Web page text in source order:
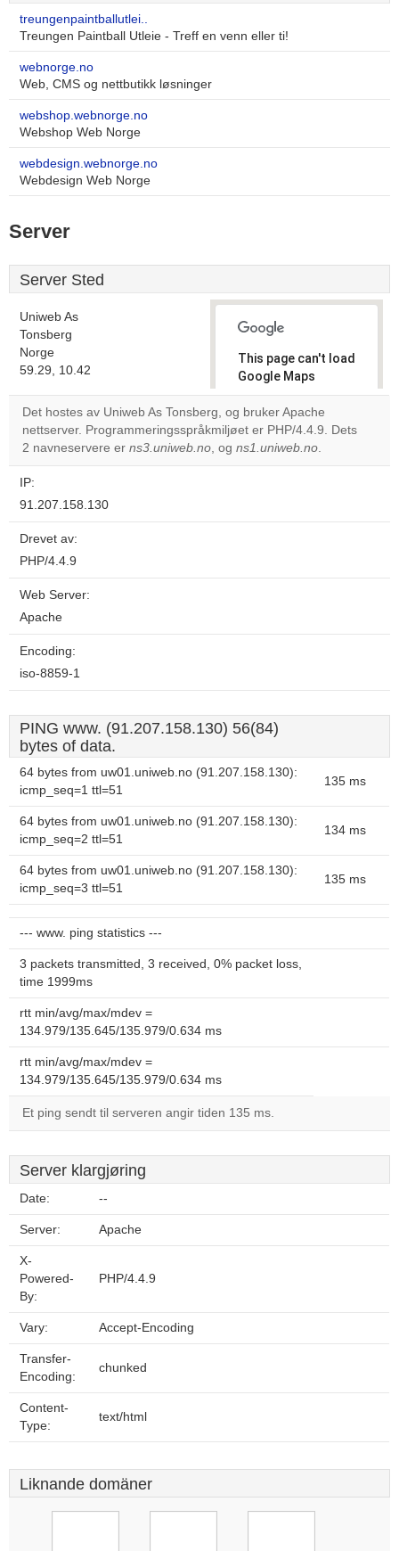
treungenpaintballutlei..
Treungen Paintball Utleie - Treff en venn eller ti!
webnorge.no
Web, CMS og nettbutikk løsninger
webshop.webnorge.no
Webshop Web Norge
webdesign.webnorge.no
Webdesign Web Norge
Server
Server Sted
Uniweb As
Tonsberg
Norge
59.29, 10.42
This page can't load
Google Maps
correctly.
Do you
own this
Det hostes av Uniweb As Tonsberg, og bruker Apache
nettserver. Programmeringsspråkmiljøet er PHP/4.4.9. Dets
2 navneservere er ns3.uniweb.no, og ns1.uniweb.no.
IP:
91.207.158.130
Drevet av:
PHP/4.4.9
Web Server:
Apache
Encoding:
iso-8859-1
PING www. (91.207.158.130) 56(84)
bytes of data.
64 bytes from uw01.uniweb.no (91.207.158.130):
icmp_seq=1 ttl=51
135 ms
64 bytes from uw01.uniweb.no (91.207.158.130):
icmp_seq=2 ttl=51
134 ms
64 bytes from uw01.uniweb.no (91.207.158.130):
icmp_seq=3 ttl=51
135 ms
--- www. ping statistics ---
3 packets transmitted, 3 received, 0% packet loss,
time 1999ms
rtt min/avg/max/mdev =
134.979/135.645/135.979/0.634 ms
rtt min/avg/max/mdev =
134.979/135.645/135.979/0.634 ms
Et ping sendt til serveren angir tiden 135 ms.
Server klargjøring
Date: --
Server: Apache
X-
Powered-
By:
PHP/4.4.9
Vary: Accept-Encoding
Transfer-
Encoding:
chunked
Content-
Type:
text/html
Liknande domäner